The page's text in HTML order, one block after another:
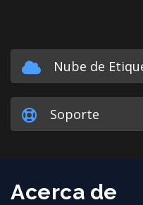
Nube de
Soporte
Acerca de